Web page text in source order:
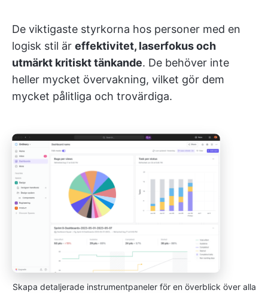
De viktigaste styrkorna hos personer med en
logisk stil är effektivitet, laserfokus och
utmärkt kritiskt tänkande. De behöver inte
heller mycket övervakning, vilket gör dem
mycket pålitliga och trovärdiga.
Skapa detaljerade instrumentpaneler för en överblick över alla